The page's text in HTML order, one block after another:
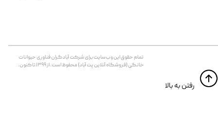
تمام حقوق اين وب‌سايت برای شرکت آبادگران فناوری حیوانات
خانگی (فروشگاه آنلاین پت آباد) محفوظ است. از ۱۳۹۹ تا کنون.
​​رفتن به بالا